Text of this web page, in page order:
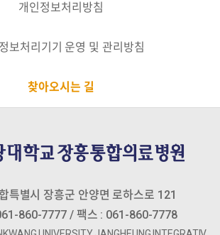
개인정보처리방침
보처리기기 운영 및 관리방침
찾아오시는 길
특별시 장흥군 안양면 로하스로 121
860-7777 / 팩스 : 061-860-7778